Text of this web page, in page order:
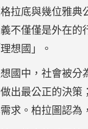
拉底與幾位雅典
不僅僅是外在的
想國」。
國中，社會被分
出最公正的決策
求。柏拉圖認為